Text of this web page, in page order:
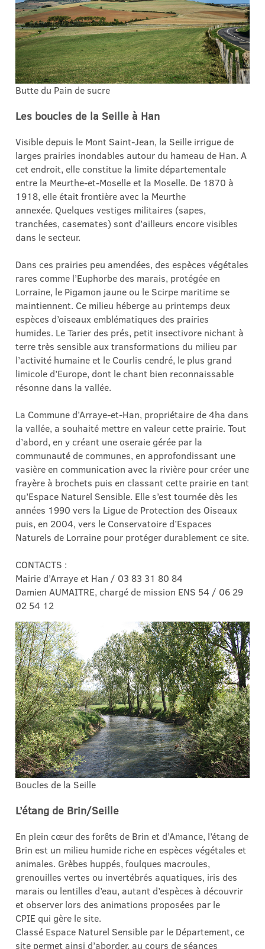
Butte du Pain de sucre
Les boucles de la Seille à Han
Visible depuis le Mont Saint-Jean, la Seille irrigue de
larges prairies inondables autour du hameau de Han. A
cet endroit, elle constitue la limite départementale
entre la Meurthe-et-Moselle et la Moselle. De 1870 à
1918, elle était frontière avec la Meurthe
annexée. Quelques vestiges militaires (sapes,
tranchées, casemates) sont d’ailleurs encore visibles
dans le secteur.
Dans ces prairies peu amendées, des espèces végétales
rares comme l’Euphorbe des marais, protégée en
Lorraine, le Pigamon jaune ou le Scirpe maritime se
maintiennent. Ce milieu héberge au printemps deux
espèces d’oiseaux emblématiques des prairies
humides. Le Tarier des prés, petit insectivore nichant à
terre très sensible aux transformations du milieu par
l’activité humaine et le Courlis cendré, le plus grand
limicole d’Europe, dont le chant bien reconnaissable
résonne dans la vallée.
La Commune d’Arraye-et-Han, propriétaire de 4ha dans
la vallée, a souhaité mettre en valeur cette prairie. Tout
d’abord, en y créant une oseraie gérée par la
communauté de communes, en approfondissant une
vasière en communication avec la rivière pour créer une
frayère à brochets puis en classant cette prairie en tant
qu’Espace Naturel Sensible. Elle s’est tournée dès les
années 1990 vers la Ligue de Protection des Oiseaux
puis, en 2004, vers le Conservatoire d’Espaces
Naturels de Lorraine pour protéger durablement ce site.
CONTACTS :
Mairie d’Arraye et Han / 03 83 31 80 84
Damien AUMAITRE, chargé de mission ENS 54 / 06 29
02 54 12
Boucles de la Seille
L’étang de Brin/Seille
En plein cœur des forêts de Brin et d’Amance, l’étang de
Brin est un milieu humide riche en espèces végétales et
animales. Grèbes huppés, foulques macroules,
grenouilles vertes ou invertébrés aquatiques, iris des
marais ou lentilles d’eau, autant d’espèces à découvrir
et observer lors des animations proposées par le
CPIE qui gère le site.
Classé Espace Naturel Sensible par le Département, ce
site permet ainsi d’aborder, au cours de séances